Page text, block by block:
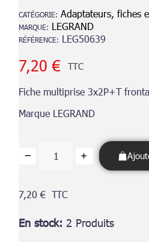
CATÉGORIE Adaptateurs, fiches
MARQUE LEGRAND
RÉFÉRENCE LEG50639
7,20 € TTC
Fiche multiprise 3x2P+T
Marque LEGRAND
7,20 € TTC
En stock 2 Produits